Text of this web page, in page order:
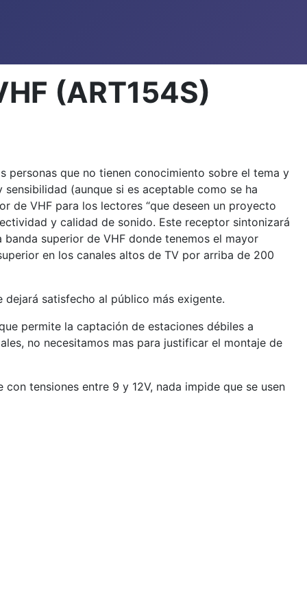
(ART154S)
personas que no tienen conocimiento sobre el tema y
(aunque si es aceptable como se ha
de VHF para los lectores “que deseen un proyecto
y calidad de sonido. Este receptor sintonizará
superior de VHF donde tenemos el mayor
en los canales altos de TV por arriba de 200
satisfecho al público más exigente.
permite la captación de estaciones débiles a
no necesitamos mas para justificar el montaje de
tensiones entre 9 y 12V, nada impide que se usen